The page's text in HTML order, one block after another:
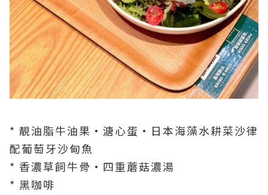
* 靚油脂牛油果•溏心蛋•日本海藻水耕菜沙律
配葡萄牙沙甸魚
* 香濃草飼牛骨·四重蘑菇濃湯
* 黑咖啡